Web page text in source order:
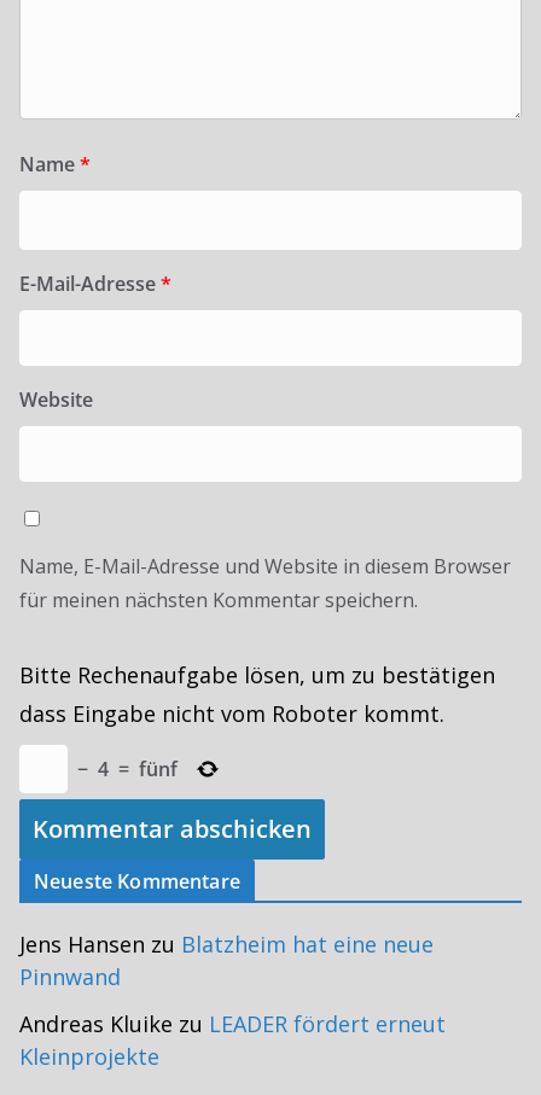
Name*
E-Mail-Adresse*
Website
Name, E-Mail-Adresse und Website in diesem Browser
für meinen nächsten Kommentar speichern.
Bitte Rechenaufgabe lösen, um zu bestätigen
dass Eingabe nicht vom Roboter kommt.
− 4 = fünf
Neueste Kommentare
Jens Hansen zu Blatzheim hat eine neue
Pinnwand
Andreas Kluike zu LEADER fördert erneut
Kleinprojekte